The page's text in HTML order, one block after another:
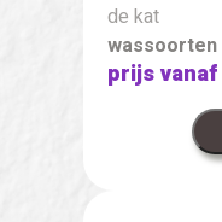
de kat
wassoorten
prijs vanaf